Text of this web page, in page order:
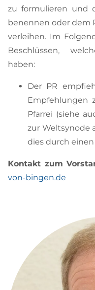
zu formulieren und
benennen oder dem
verleihen. Im
Beschlüssen,
haben:
Der PR
Empfehlungen
Pfarrei (siehe
zur Weltsynode
dies durch einen
Kontakt zum
von-bingen.de